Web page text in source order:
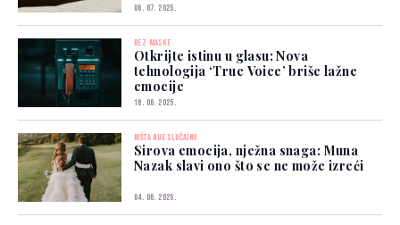
06. 07. 2025.
BEZ MASKE
Otkrijte istinu u glasu: Nova
tehnologija ‘True Voice’ briše lažne
emocije
16. 06. 2025.
NIŠTA NIJE SLUČAJNO
Sirova emocija, nježna snaga: Muna
Nazak slavi ono što se ne može izreći
04. 06. 2025.